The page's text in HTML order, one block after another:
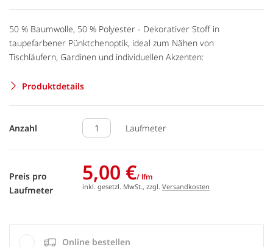
50 % Baumwolle, 50 % Polyester - Dekorativer Stoff in
taupefarbener Pünktchenoptik, ideal zum Nähen von
Tischläufern, Gardinen und individuellen Akzenten:
Produktdetails
Anzahl Laufmeter
Preis pro
Laufmeter
5,00 €/ lfm
inkl. gesetzl. MwSt., zzgl. Versandkosten
Online bestellen